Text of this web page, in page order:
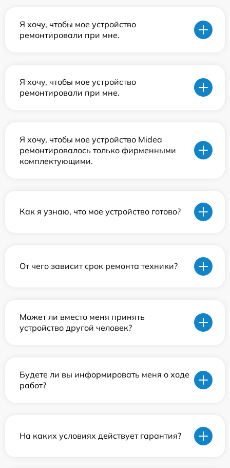
Я хочу, чтобы мое устройство
ремонтировали при мне.
Я хочу, чтобы мое устройство
ремонтировали при мне.
Я хочу, чтобы мое устройство Midea
ремонтировалось только фирменными
комплектующими.
Как я узнаю, что мое устройство готово?
От чего зависит срок ремонта техники?
Может ли вместо меня принять
устройство другой человек?
Будете ли вы информировать меня о ходе
работ?
На каких условиях действует гарантия?